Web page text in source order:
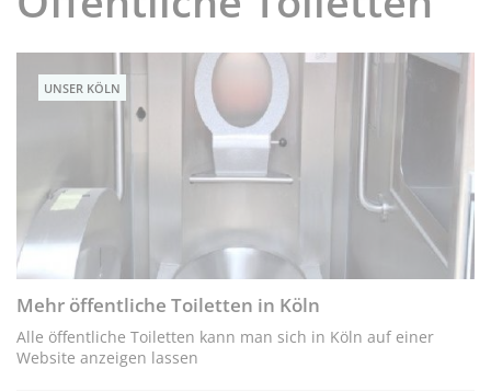
UNSER KÖLN
Mehr öffentliche Toiletten in Köln
Alle öffentliche Toiletten kann man sich in Köln auf einer
Website anzeigen lassen